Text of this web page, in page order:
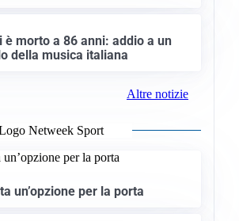
è morto a 86 anni: addio a un
della musica italiana
Altre notizie
un’opzione per la porta